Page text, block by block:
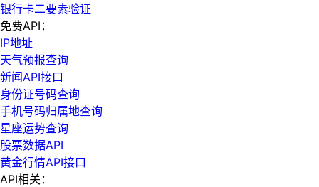
银行卡二要素验证
免费API：
IP地址
天气预报查询
新闻API接口
身份证号码查询
手机号码归属地查询
星座运势查询
股票数据API
黄金行情API接口
API相关：